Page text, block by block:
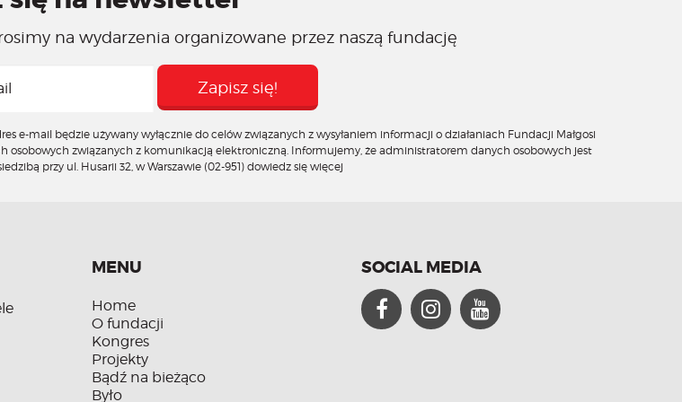
zmniejszyć
głośność.
na wydarzenia organizowane przez naszą fundację
e-mail będzie używany wyłącznie do celów związanych z wysyłaniem informacji o działaniach Fundacji Małgosi
osobowych związanych z komunikacją elektroniczną. Informujemy, że administratorem danych osobowych jest
przy ul. Husarii 32, w Warszawie (02-951)dowiedz się więcej
MENU
Home
O fundacji
Kongres
Projekty
Bądź na bieżąco
Było
SOCIAL MEDIA